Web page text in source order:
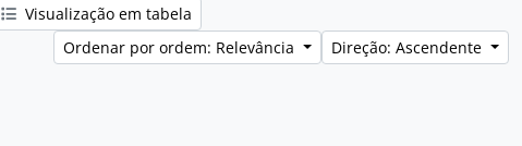
Visualização em tabela
Ordenar por ordem: Relevância
Direção: Ascendente